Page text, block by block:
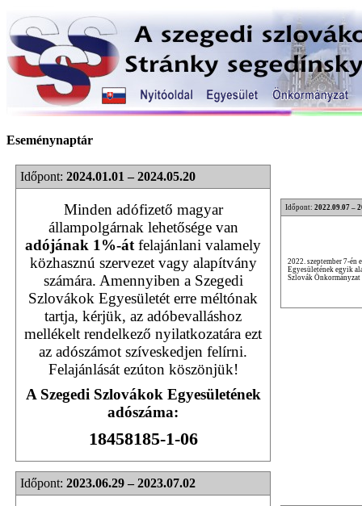
Eseménynaptár
Időpont: 2024.01.01 – 2024.05.20
Minden adófizető magyar
állampolgárnak lehetősége van
adójának 1%-át felajánlani valamely
közhasznú szervezet vagy alapítvány
számára. Amennyiben a Szegedi
Szlovákok Egyesületét erre méltónak
tartja, kérjük, az adóbevalláshoz
mellékelt rendelkező nyilatkozatára ezt
az adószámot szíveskedjen felírni.
Felajánlását ezúton köszönjük!
A Szegedi Szlovákok Egyesületének
adószáma:
18458185-1-06
Időpont: 2022.09.07 –
2022. szeptember 7-én
Egyesületének egyik
Szlovák
Időpont: 2023.06.29 – 2023.07.02